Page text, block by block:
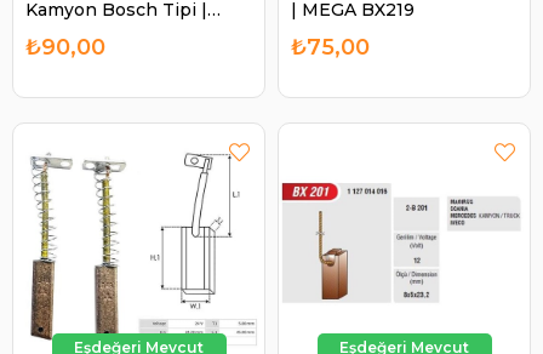
Kamyon Bosch Tipi |
MEGA BX215
₺90,00
| MEGA BX219
₺75,00